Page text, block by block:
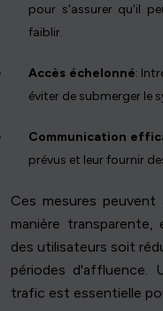
pour s'assurer qu'il
faiblir.
Accès échelonné:
éviter de submerger le
Communication
prévus et leur fournir
Ces mesures
manière
des utilisateurs soit
périodes d'affluence.
trafic est essentielle